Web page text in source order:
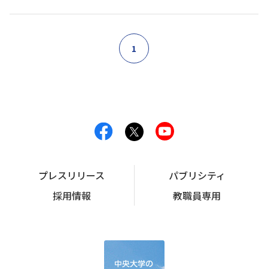
1
プレスリリース
パブリシティ
採用情報
教職員専用